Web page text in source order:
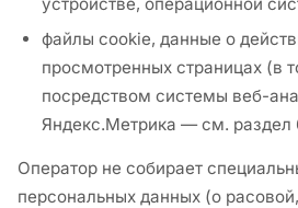
файлы cookie, данные о
просмотренных страницах (в
посредством системы веб-
Яндекс.Метрика — см. раздел
Оператор не собирает
персональных данных (о